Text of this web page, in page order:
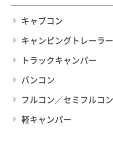
キャブコン
キャンピングトレーラー
トラックキャンパー
バンコン
フルコン／セミフルコ
軽キャンパー